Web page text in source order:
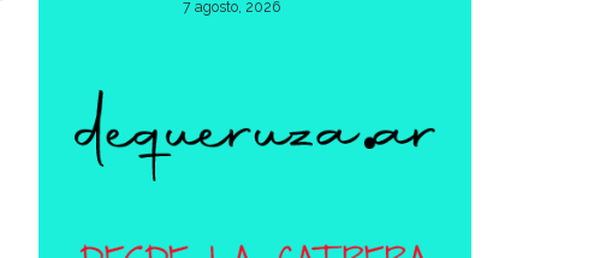
7 agosto, 2026